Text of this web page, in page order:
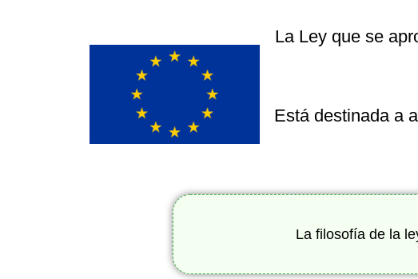
La Ley que se
Está destinada a
La filosofía de la